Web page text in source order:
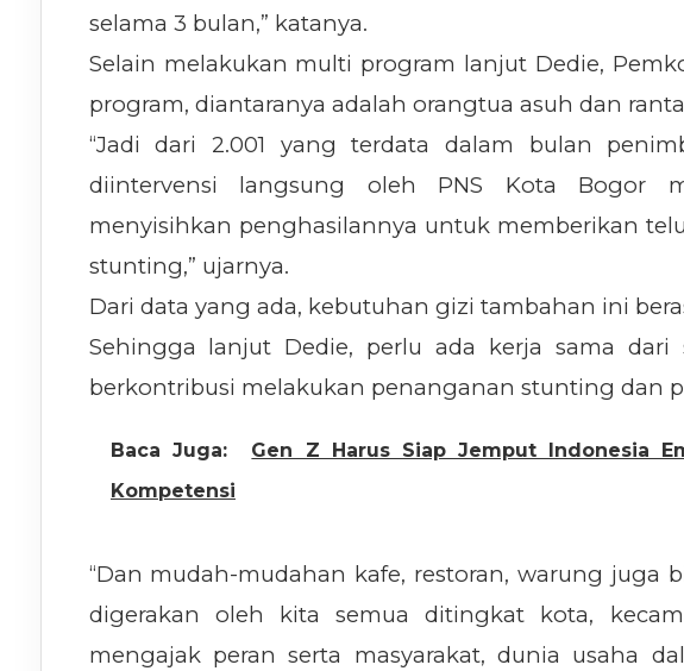
selama 3 bulan,” katanya.
Selain melakukan multi program lanjut Dedie,
program, diantaranya adalah orangtua asuh dan
“Jadi dari 2.001 yang terdata dalam bulan
diintervensi langsung oleh PNS Kota Bogor
menyisihkan penghasilannya untuk memberikan
stunting,” ujarnya.
Dari data yang ada, kebutuhan gizi tambahan ini
Sehingga lanjut Dedie, perlu ada kerja sama
berkontribusi melakukan penanganan stunting dan
Baca Juga:
Gen Z Harus Siap Jemput Indonesia
Kompetensi
“Dan mudah-mudahan kafe, restoran, warung juga
digerakan oleh kita semua ditingkat kota,
mengajak peran serta masyarakat, dunia usaha